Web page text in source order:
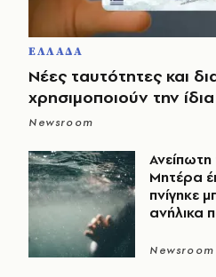
ΕΛΛΑΔΑ
Νέες ταυτότητες και
χρησιμοποιούν την
Newsroom
Μητέρα
πνίγηκε
ανήλικα
Newsroom